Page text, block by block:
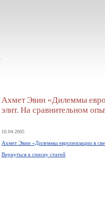
Ахмет Эвин «Дилеммы
элит. На сравнительном
10.04.2005
Ахмет Эвин «Дилеммы европеизации в
Вернуться к списку статей